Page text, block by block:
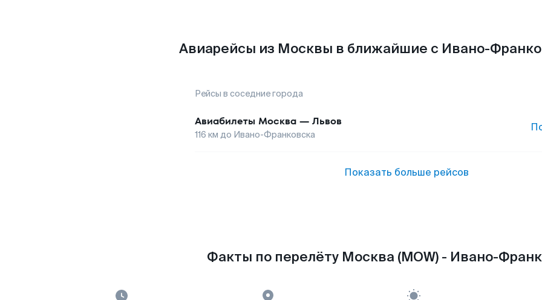
Авиарейсы из Москвы в ближайшие с Ивано-
Рейсы в соседние города
Авиабилеты Москва — Львов
116 км до Ивано-Франковска
Показать больше рейсов
Факты по перелёту Москва (MOW) - Ивано-